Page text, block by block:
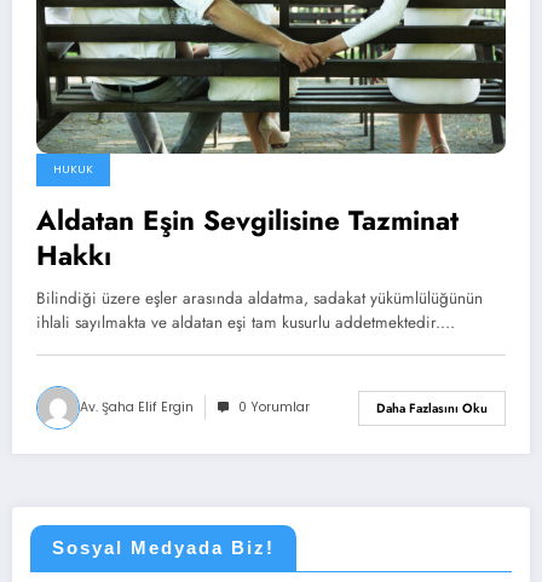
HUKUK
Aldatan Eşin Sevgilisine Tazminat
Hakkı
Bilindiği üzere eşler arasında aldatma, sadakat yükümlülüğünün
ihlali sayılmakta ve aldatan eşi tam kusurlu addetmektedir.…
Av. Şaha Elif Ergin 0 Yorumlar Daha Fazlasını Oku
Sosyal Medyada Biz!